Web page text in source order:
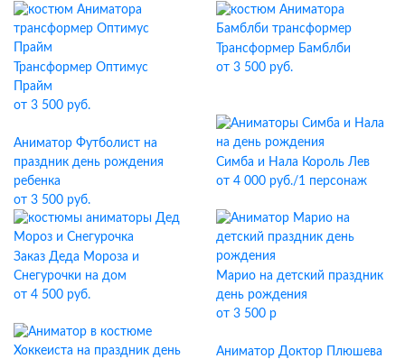
Трансформер Оптимус
Прайм
от 3 500 руб.
Трансформер Бамблби
от 3 500 руб.
Аниматор Футболист на
праздник день рождения
ребенка
от 3 500 руб.
Симба и Нала Король Лев
от 4 000 руб./1 персонаж
Заказ Деда Мороза и
Снегурочки на дом
от 4 500 руб.
Марио на детский праздник
день рождения
от 3 500 р
Аниматор Доктор Плюшева